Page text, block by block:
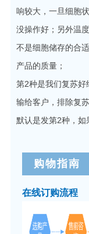
响较大，一旦细胞
没操作好；另外温
不是细胞储存的合
产品的质量；
第2种是我们复苏好
输给客户，排除复
默认是发第2种，如
购物指南
在线订购流程